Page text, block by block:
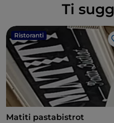
Ti
Ristoranti
Matiti pastabistrot